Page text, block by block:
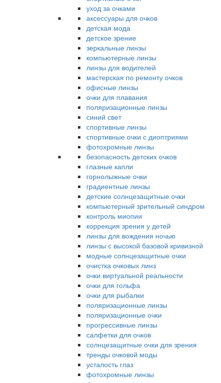
уход за очками
аксессуары для очков
детская мода
детское зрение
зеркальные линзы
компьютерные линзы
линзы для водителей
мастерская по ремонту очков
офисные линзы
очки для плавания
поляризационные линзы
синий свет
спортивные линзы
спортивные очки с диоптриями
фотохромные линзы
безопасность детских очков
глазные капли
горнолыжные очки
градиентные линзы
детские солнцезащитные очки
компьютерный зрительный синдром
контроль миопии
коррекция зрения у детей
линзы для вождения ночью
линзы с высокой базовой кривизной
модные солнцезащитные очки
очистка очковых линз
очки виртуальной реальности
очки для гольфа
очки для рыбалки
поляризационные линзы
поляризационные очки
прогрессивные линзы
салфетки для очков
солнцезащитные очки для зрения
тренды очковой моды
усталость глаз
фотохромные линзы